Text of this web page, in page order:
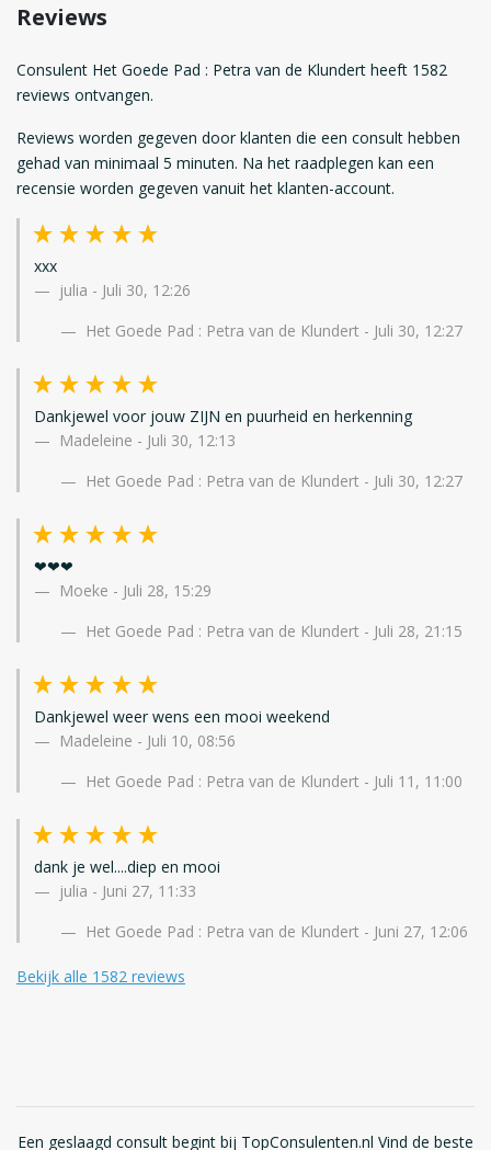
Reviews
Consulent Het Goede Pad : Petra van de Klundert heeft 1582
reviews ontvangen.
Reviews worden gegeven door klanten die een consult hebben
gehad van minimaal 5 minuten. Na het raadplegen kan een
recensie worden gegeven vanuit het klanten-account.
xxx
julia - Juli 30, 12:26
Het Goede Pad : Petra van de Klundert - Juli 30, 12:27
Dankjewel voor jouw ZIJN en puurheid en herkenning
Madeleine - Juli 30, 12:13
Het Goede Pad : Petra van de Klundert - Juli 30, 12:27
❤❤❤
Moeke - Juli 28, 15:29
Het Goede Pad : Petra van de Klundert - Juli 28, 21:15
Dankjewel weer wens een mooi weekend
Madeleine - Juli 10, 08:56
Het Goede Pad : Petra van de Klundert - Juli 11, 11:00
dank je wel....diep en mooi
julia - Juni 27, 11:33
Het Goede Pad : Petra van de Klundert - Juni 27, 12:06
Bekijk alle 1582 reviews
Een geslaagd consult begint bij TopConsulenten.nl Vind de beste